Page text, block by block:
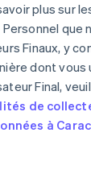
plus sur
que
Finaux, y
dont vous
Final,
de
à